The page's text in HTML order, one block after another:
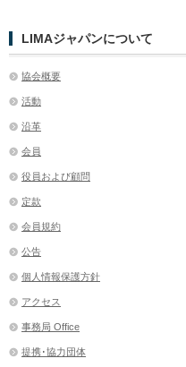
LIMAジャパンについて
協会概要
活動
沿革
会員
役員および顧問
定款
会員規約
公告
個人情報保護方針
アクセス
事務局 Office
提携･協力団体